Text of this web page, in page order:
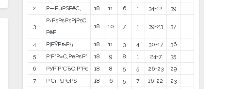
2 Р—РµРЅРёС‚ 18 11 6 1 34-12 39
3
Р›РѕРєРѕРјРѕС‚
РёРІ
18 10 7 1 39-23 37
4 Р¦РЎРљРђ 18 11 3 4 30-17
36
5
Р‘Р°Р»С‚РёРєР° 18 9 8 1 24-7
35
6
РЎРїР°СЂС‚Р°Рє 18 8 5 5 26-23
29
7
Р СѓР±РёРЅ 18 6 5 7 16-22
23